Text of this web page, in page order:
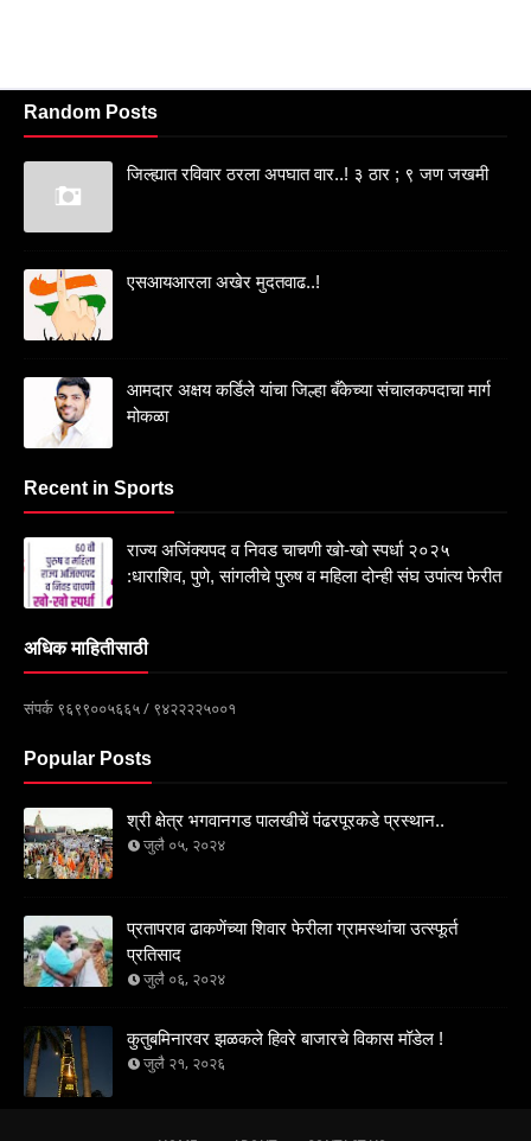
Random Posts
जिल्ह्यात रविवार ठरला अपघात वार..! ३ ठार ; ९ जण जखमी
एसआयआरला अखेर मुदतवाढ..!
आमदार अक्षय कर्डिले यांचा जिल्हा बँकेच्या संचालकपदाचा मार्ग
मोकळा
Recent in Sports
राज्य अजिंक्यपद व निवड चाचणी खो-खो स्पर्धा २०२५
:धाराशिव, पुणे, सांगलीचे पुरुष व महिला दोन्ही संघ उपांत्य फेरीत
अधिक माहितीसाठी
संपर्क ९६९९००५६६५ / ९४२२२२५००१
Popular Posts
श्री क्षेत्र भगवानगड पालखीचें पंढरपूरकडे प्रस्थान..
जुलै ०५, २०२४
प्रतापराव ढाकणेंच्या शिवार फेरीला ग्रामस्थांचा उत्स्फूर्त
प्रतिसाद
जुलै ०६, २०२४
कुतुबमिनारवर झळकले हिवरे बाजारचे विकास मॉडेल !
जुलै २१, २०२६